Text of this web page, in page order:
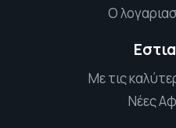
Ο
Με τις
Νέες